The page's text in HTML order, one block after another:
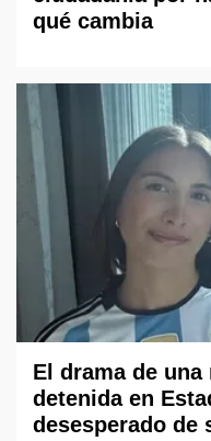
qué cambia
El drama de
detenida en
desesperado de